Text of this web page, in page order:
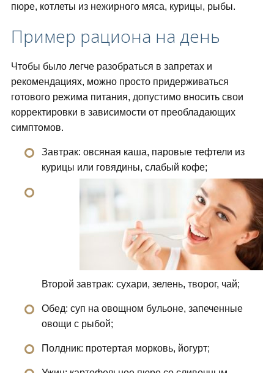
пюре, котлеты из нежирного мяса, курицы, рыбы.
Пример рациона на день
Чтобы было легче разобраться в запретах и
рекомендациях, можно просто придерживаться
готового режима питания, допустимо вносить свои
корректировки в зависимости от преобладающих
симптомов.
Завтрак: овсяная каша, паровые тефтели из
курицы или говядины, слабый кофе;
Второй завтрак: сухари, зелень, творог, чай;
Обед: суп на овощном бульоне, запеченные
овощи с рыбой;
Полдник: протертая морковь, йогурт;